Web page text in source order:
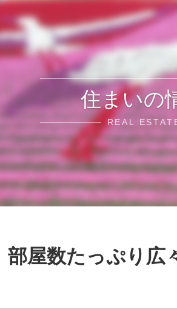
住まいの
REAL
部屋数たっぷり広